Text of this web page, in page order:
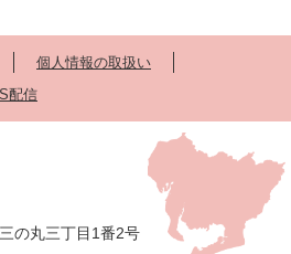
個人情報の取扱い
配信
の丸三丁目1番2号